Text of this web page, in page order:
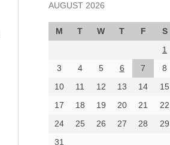
AUGUST 2026
M T W T F S
1
3
4 5 6 7 8
10
11 12 13 14 15
17
18 19 20 21 22
24
25 26 27 28 29
31